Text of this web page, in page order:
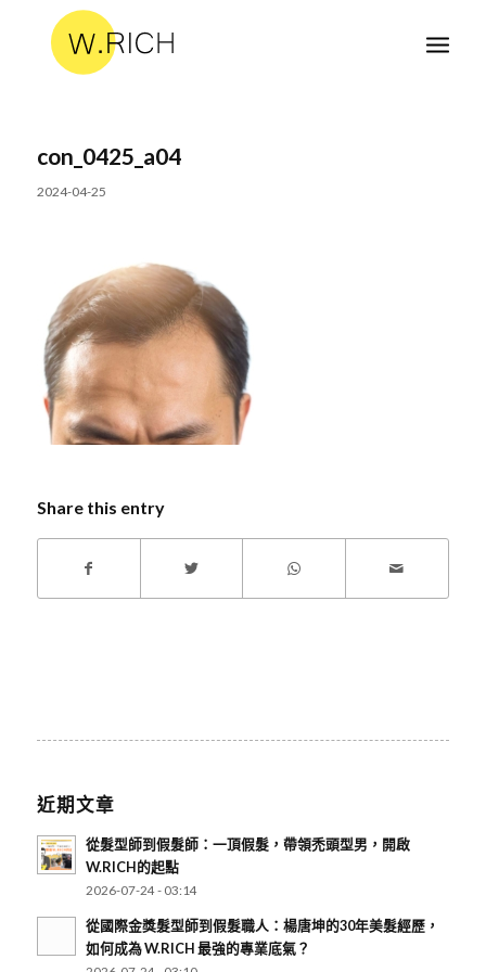
con_0425_a04
2024-04-25
Share this entry
近期文章
從髮型師到假髮師：一頂假髮，帶領禿頭型男，開啟
W.RICH的起點
2026-07-24 - 03:14
從國際金獎髮型師到假髮職人：楊唐坤的30年美髮經歷，
如何成為 W.RICH 最強的專業底氣？